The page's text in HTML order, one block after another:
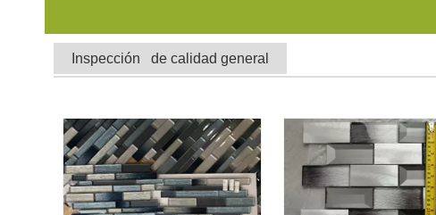
Inspección de calidad general